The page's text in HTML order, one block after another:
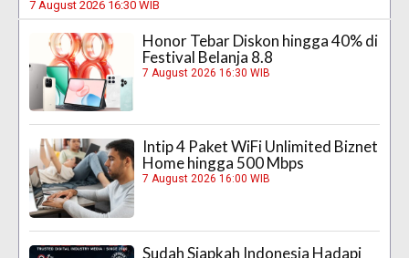
7 August 2026 16:30 WIB
Honor Tebar Diskon hingga 40% di
Festival Belanja 8.8
7 August 2026 16:30 WIB
Intip 4 Paket WiFi Unlimited Biznet
Home hingga 500 Mbps
7 August 2026 16:00 WIB
Sudah Siapkah Indonesia Hadapi